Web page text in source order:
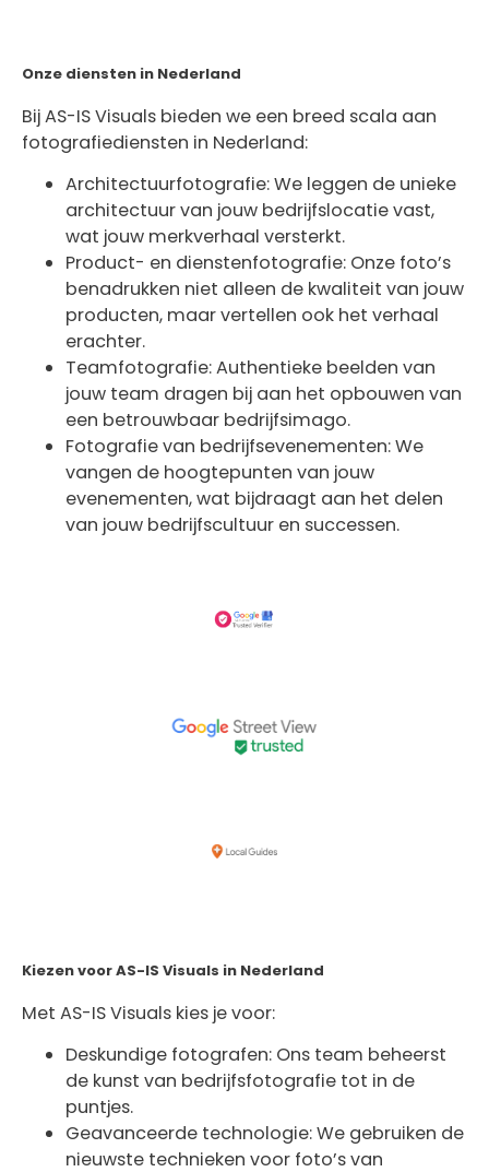
Onze diensten in Nederland
Bij AS-IS Visuals bieden we een breed scala aan
fotografiediensten in Nederland:
Architectuurfotografie: We leggen de unieke
architectuur van jouw bedrijfslocatie vast,
wat jouw merkverhaal versterkt.
Product- en dienstenfotografie: Onze foto’s
benadrukken niet alleen de kwaliteit van jouw
producten, maar vertellen ook het verhaal
erachter.
Teamfotografie: Authentieke beelden van
jouw team dragen bij aan het opbouwen van
een betrouwbaar bedrijfsimago.
Fotografie van bedrijfsevenementen: We
vangen de hoogtepunten van jouw
evenementen, wat bijdraagt aan het delen
van jouw bedrijfscultuur en successen.
Kiezen voor AS-IS Visuals in Nederland
Met AS-IS Visuals kies je voor:
Deskundige fotografen: Ons team beheerst
de kunst van bedrijfsfotografie tot in de
puntjes.
Geavanceerde technologie: We gebruiken de
nieuwste technieken voor foto’s van